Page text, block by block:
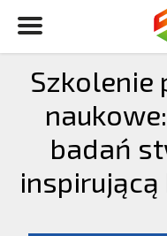
Szkolenie
badań